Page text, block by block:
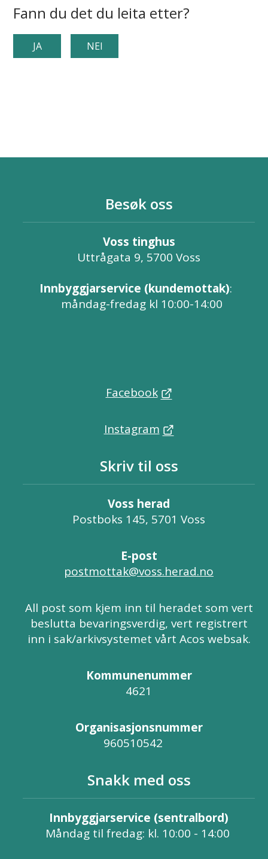
Fann du det du leita etter?
JA NEI
Besøk oss
Voss tinghus
Uttrågata 9, 5700 Voss
Innbyggjarservice (kundemottak):
måndag-fredag kl 10:00-14:00
Facebook
Instagram
Skriv til oss
Voss herad
Postboks 145, 5701 Voss
E-post
postmottak@voss.herad.no
All post som kjem inn til heradet som vert
beslutta bevaringsverdig, vert registrert
inn i sak/arkivsystemet vårt Acos websak.
Kommunenummer
4621
Organisasjonsnummer
960510542
Snakk med oss
Innbyggjarservice (sentralbord)
Måndag til fredag: kl. 10:00 - 14:00